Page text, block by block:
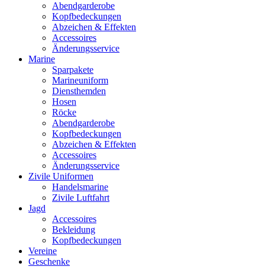
Abendgarderobe
Kopfbedeckungen
Abzeichen & Effekten
Accessoires
Änderungsservice
Marine
Sparpakete
Marineuniform
Diensthemden
Hosen
Röcke
Abendgarderobe
Kopfbedeckungen
Abzeichen & Effekten
Accessoires
Änderungsservice
Zivile Uniformen
Handelsmarine
Zivile Luftfahrt
Jagd
Accessoires
Bekleidung
Kopfbedeckungen
Vereine
Geschenke